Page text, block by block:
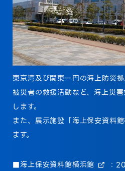
東京湾及び関東一円の海上防災
被災者の救援活動など、海上災
します。
また、展示施設「海上保安資料
ます。
■海上保安資料館横浜館
：